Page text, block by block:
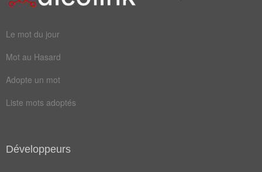
Le mot du jour
Mot au Hasard
Adopte un mot
Liste mots adoptés
Développeurs